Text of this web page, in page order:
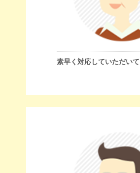
素早く対応していただいて